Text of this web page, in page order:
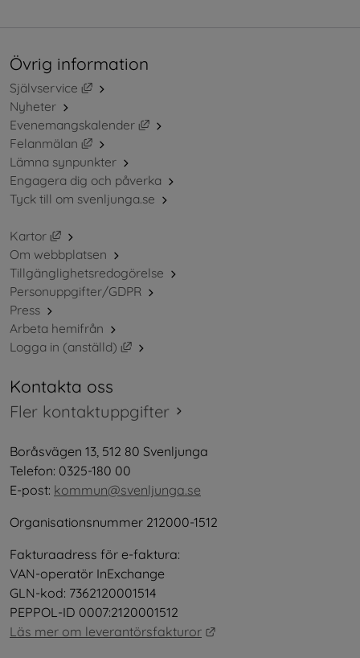
Övrig information
Självservice
Länk till annan webbplats, öppnas i nytt fönster.
Nyheter
Evenemangskalender
Länk till annan webbplats, öppnas i
Felanmälan
Länk till annan webbplats, öppnas i nytt fönster.
Lämna synpunkter
Engagera dig och påverka
Tyck till om svenljunga.se
Kartor
Länk till annan webbplats, öppnas i nytt fönster.
Om webbplatsen
Tillgänglighetsredogörelse
Personuppgifter/GDPR
Press
Arbeta hemifrån
Logga in (anställd)
Länk till annan webbplats, öppnas i nytt
Kontakta oss
Fler kontaktuppgifter
Boråsvägen 13, 512 80 Svenljunga
Telefon: 0325-180 00
E-post: kommun@svenljunga.se
Organisationsnummer 212000-1512
Fakturaadress för e-faktura:
VAN-operatör InExchange
GLN-kod: 7362120001514
PEPPOL-ID 0007:2120001512
Läs mer om leverantörsfakturor